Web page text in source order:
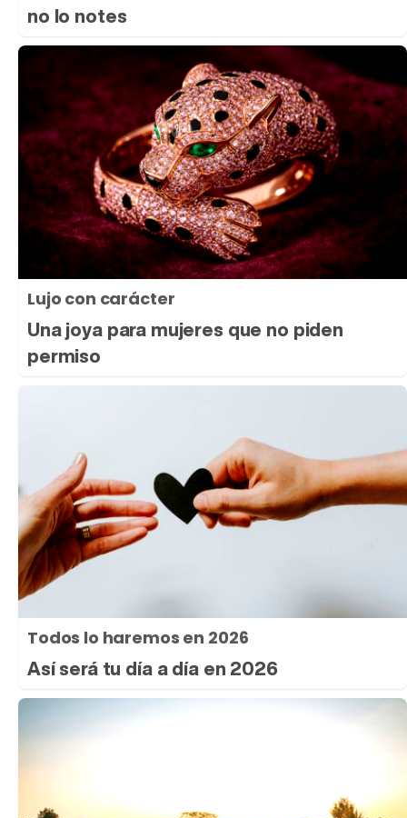
no lo notes
Lujo con carácter
Una joya para mujeres que no piden
permiso
Todos lo haremos en 2026
Así será tu día a día en 2026